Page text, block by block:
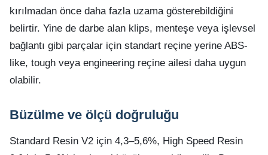
kırılmadan önce daha fazla uzama gösterebildiğini
belirtir. Yine de darbe alan klips, menteşe veya işlevsel
bağlantı gibi parçalar için standart reçine yerine ABS-
like, tough veya engineering reçine ailesi daha uygun
olabilir.
Büzülme ve ölçü doğruluğu
Standard Resin V2 için 4,3–5,6%, High Speed Resin